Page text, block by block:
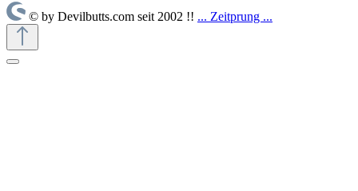
© by Devilbutts.com seit 2002 !! ... Zeitprung ...